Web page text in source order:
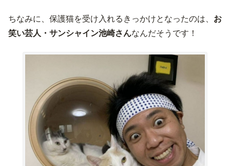
ちなみに、保護猫を受け入れるきっかけとなったのは、 お
笑い芸人・サンシャイン池崎さんなんだそうです！